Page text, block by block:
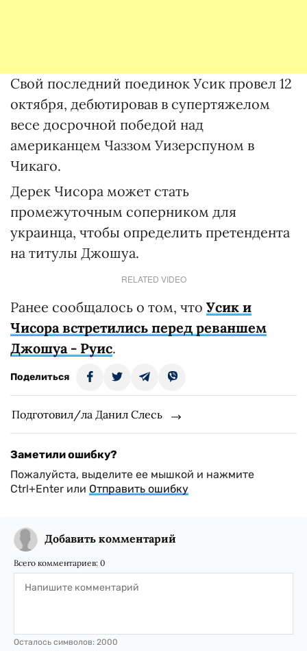
Свой последний поединок Усик провел 12
октября, дебютировав в супертяжелом
весе досрочной победой над
американцем Чаззом Уизерспуном в
Чикаго.
Дерек Чисора может стать
промежуточным соперником для
украинца, чтобы определить претендента
на титулы Джошуа.
RELATED VIDEO
Ранее сообщалось о том, что Усик и
Чисора встретились перед реваншем
Джошуа - Руис.
Поделиться
Подготовил/ла Данил Слесь
Заметили ошибку?
Пожалуйста, выделите ее мышкой и нажмите
Ctrl+Enter или Отправить ошибку
Добавить комментарий
Всего комментариев: 0
Осталось символов: 2000